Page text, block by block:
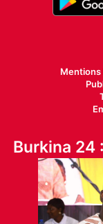
Mentions
Burkina 24